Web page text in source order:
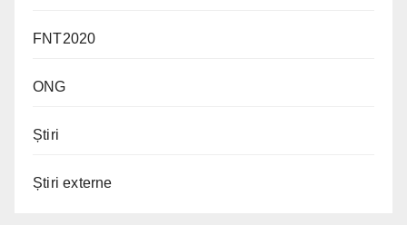
FNT2020
ONG
Știri
Știri externe